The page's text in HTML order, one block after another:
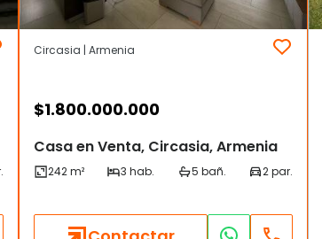
Circasia | Armenia
$1.800.000.000
Casa en Venta, Circasia, Armenia